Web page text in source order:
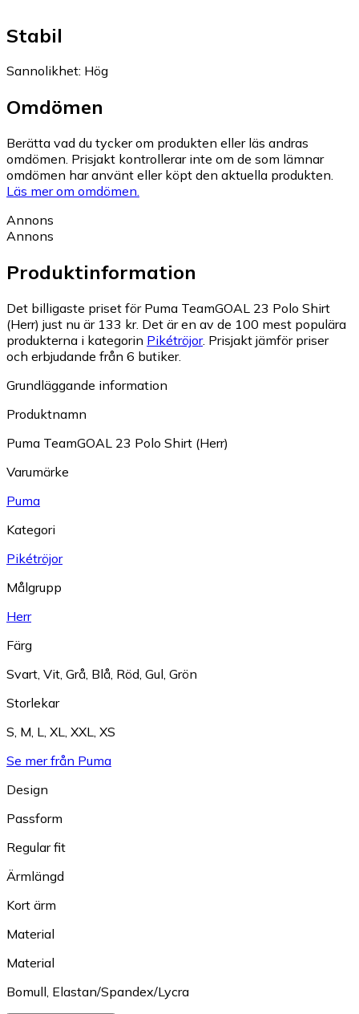
Stabil
Sannolikhet: Hög
Omdömen
Berätta vad du tycker om produkten eller läs andras
omdömen. Prisjakt kontrollerar inte om de som lämnar
omdömen har använt eller köpt den aktuella produkten.
Läs mer om omdömen.
Annons
Annons
Produktinformation
Det billigaste priset för Puma TeamGOAL 23 Polo Shirt
(Herr) just nu är 133 kr. Det är en av de 100 mest populära
produkterna i kategorin Pikétröjor. Prisjakt jämför priser
och erbjudande från 6 butiker.
Grundläggande information
Produktnamn
Puma TeamGOAL 23 Polo Shirt (Herr)
Varumärke
Puma
Kategori
Pikétröjor
Målgrupp
Herr
Färg
Svart, Vit, Grå, Blå, Röd, Gul, Grön
Storlekar
S, M, L, XL, XXL, XS
Se mer från Puma
Design
Passform
Regular fit
Ärmlängd
Kort ärm
Material
Material
Bomull, Elastan/Spandex/Lycra